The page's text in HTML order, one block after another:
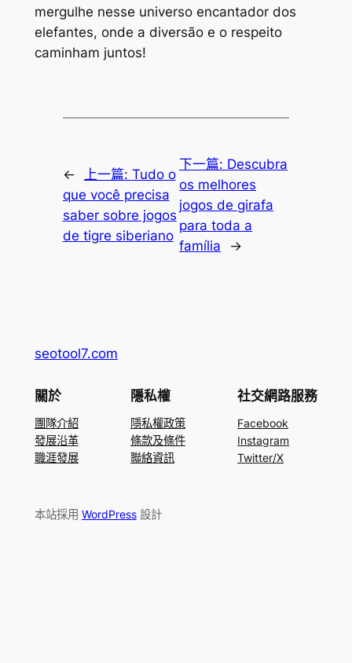
mergulhe nesse universo encantador dos
elefantes, onde a diversão e o respeito
caminham juntos!
← 上一篇: Tudo o
que você precisa
saber sobre jogos
de tigre siberiano
下一篇: Descubra
os melhores
jogos de girafa
para toda a
família
→
seotool7.com
關於
團隊介紹
發展沿革
職涯發展
隱私權
隱私權政策
條款及條件
聯絡資訊
社交網路服務
Facebook
Instagram
Twitter/X
本站採用 WordPress設計